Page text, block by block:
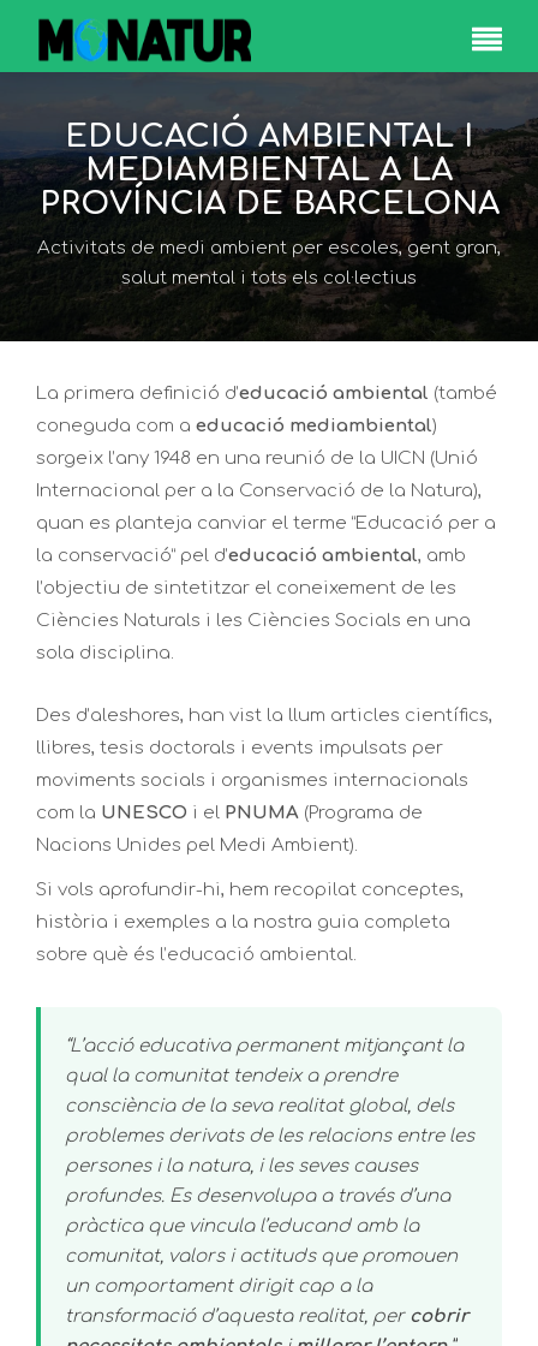
EDUCACIÓ AMBIENTAL I
MEDIAMBIENTAL A LA
PROVÍNCIA DE BARCELONA
Activitats de medi ambient per escoles, gent gran,
salut mental i tots els col·lectius
La primera definició d’educació ambiental (també
coneguda com a educació mediambiental)
sorgeix l’any 1948 en una reunió de la UICN (Unió
Internacional per a la Conservació de la Natura),
quan es planteja canviar el terme “Educació per a
la conservació” pel d’educació ambiental, amb
l’objectiu de sintetitzar el coneixement de les
Ciències Naturals i les Ciències Socials en una
sola disciplina.
Des d’aleshores, han vist la llum articles científics,
llibres, tesis doctorals i events impulsats per
moviments socials i organismes internacionals
com la UNESCO i el PNUMA (Programa de
Nacions Unides pel Medi Ambient).
Si vols aprofundir-hi, hem recopilat conceptes,
història i exemples a la nostra guia completa
sobre què és l’educació ambiental.
“L’acció educativa permanent mitjançant la
qual la comunitat tendeix a prendre
consciència de la seva realitat global, dels
problemes derivats de les relacions entre les
persones i la natura, i les seves causes
profundes. Es desenvolupa a través d’una
pràctica que vincula l’educand amb la
comunitat, valors i actituds que promouen
un comportament dirigit cap a la
transformació d’aquesta realitat, per cobrir